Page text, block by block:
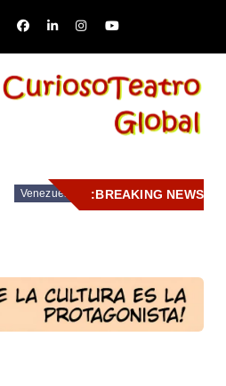
BREAKING NEWS:
Venezuela